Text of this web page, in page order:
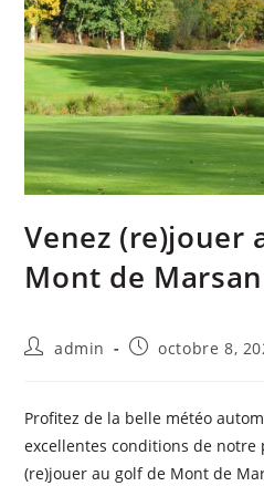
Venez (re)jouer
Mont de Marsan
admin octobre 8,
Profitez de la belle météo
excellentes conditions de
(re)jouer au golf de Mont de